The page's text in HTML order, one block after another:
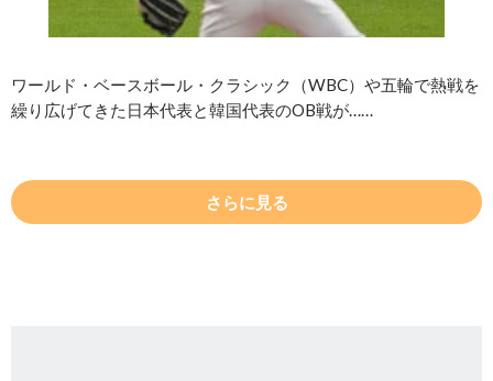
ワールド・ベースボール・クラシック（WBC）や五輪で熱戦を
繰り広げてきた日本代表と韓国代表のOB戦が……
さらに見る